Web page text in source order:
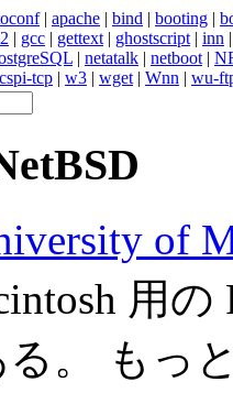
| apache | bind | booting |
| gcc | gettext | ghostscript | inn
| netatalk | netboot |
tcp | w3 | wget | Wnn | wu-
of
用
。 もっ